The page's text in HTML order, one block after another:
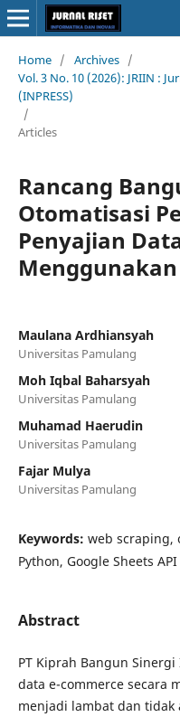
Home / Archives /
Vol. 3 No. 10 (2026): JRIIN :
(INPRESS)
/
Articles
Rancang
Otomatisasi
Penyajian
Maulana Ardhiansyah
Universitas Pamulang
Moh Iqbal Baharsyah
Universitas Pamulang
Muhamad Haerudin
Universitas Pamulang
Fajar Mulya
Universitas Pamulang
Keywords: web scraping,
Python, Google Sheets API
Abstract
PT Kiprah Bangun
data e-commerce secara
menjadi lambat dan